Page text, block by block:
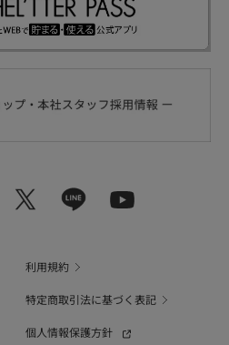
利用規約
特定商取引法に基づく表記
個人情報保護方針